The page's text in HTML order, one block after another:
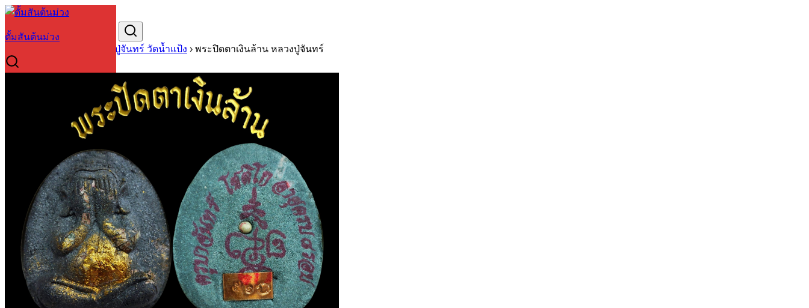
Skip
content
ตั้มสันต้นม่วง
วัตถุมงคลทั้งหมด
Member
หน้าแรก
สมาชิก
ตะกร้าสินค้า
ตรวจสอบคำสั่งซื้อ
ยืนยันการโอนเงิน
for:
วัตถุมงคลหลวงปู่จันทร์ วัดน้ำแป้ง › พระปิดตาเงินล้าน หลวงปู่จันทร์
🔍